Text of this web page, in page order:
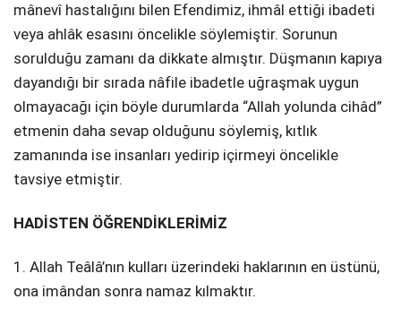
mânevî hastalığını bilen Efendimiz, ihmâl ettiği ibadeti
veya ahlâk esasını öncelikle söylemiştir. Sorunun
sorulduğu zamanı da dikkate almıştır. Düşmanın kapıya
dayandığı bir sırada nâfile ibadetle uğraşmak uygun
olmayacağı için böyle durumlarda “Allah yolunda cihâd”
etmenin daha sevap olduğunu söylemiş, kıtlık
zamanında ise insanları yedirip içirmeyi öncelikle
tavsiye etmiştir.
HADİSTEN ÖĞRENDİKLERİMİZ
1. Allah Teâlâ’nın kulları üzerindeki haklarının en üstünü,
ona imândan sonra namaz kılmaktır.